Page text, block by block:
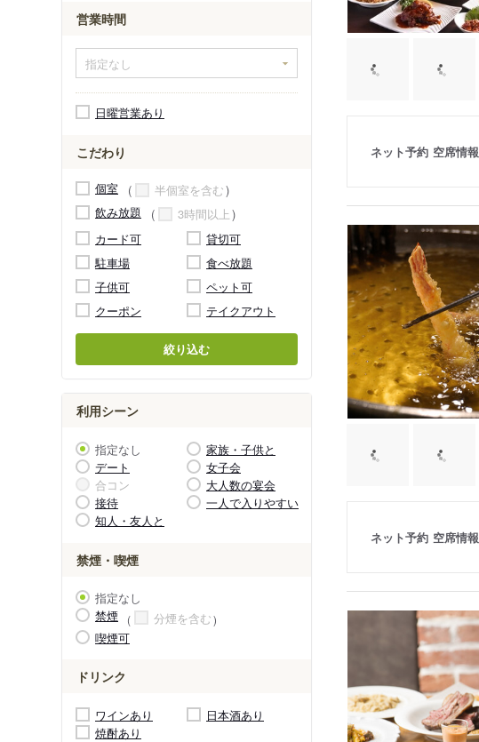
営業時間
日曜営業あり
こだわり
個室
半個室を含む
飲み放題
3時間以上
カード可
貸切可
駐車場
食べ放題
子供可
ペット可
クーポン
テイクアウト
絞り込む
利用シーン
指定なし
家族・子供と
デート
女子会
合コン
大人数の宴会
接待
一人で入りやすい
知人・友人と
禁煙・喫煙
指定なし
禁煙
分煙を含む
喫煙可
ドリンク
ワインあり
日本酒あり
焼酎あり
ネット予約 空席情報
ネット予約 空席情報